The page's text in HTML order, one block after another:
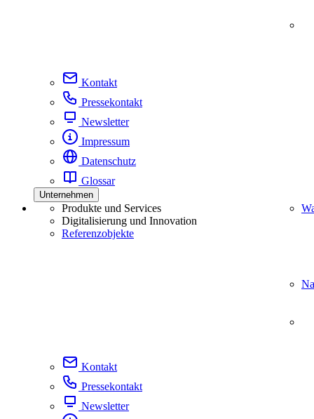
Kontakt
Pressekontakt
Newsletter
Impressum
Datenschutz
Glossar
Unternehmen
Produkte und Services
Digitalisierung und Innovation
Referenzobjekte
Kontakt
Pressekontakt
Newsletter